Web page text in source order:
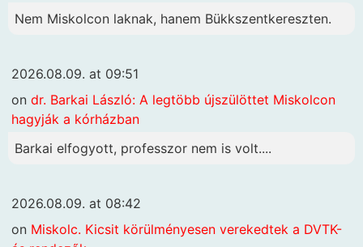
Nem Miskolcon laknak, hanem Bükkszentkereszten.
2026.08.09. at 09:51
on dr. Barkai László: A legtöbb újszülöttet Miskolcon
hagyják a kórházban
Barkai elfogyott, professzor nem is volt....
2026.08.09. at 08:42
on Miskolc. Kicsit körülményesen verekedtek a DVTK-